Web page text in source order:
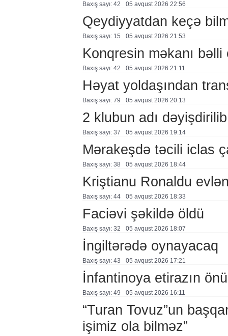
Baxış sayı: 42 05 avqust 2026 22:56
Qeydiyyatdan keçə
Baxış sayı: 15 05 avqust 2026 21:53
Konqresin məkanı bəlli
Baxış sayı: 42 05 avqust 2026 21:11
Həyat yoldaşından
Baxış sayı: 79 05 avqust 2026 20:13
2 klubun adı dəyişdirilib
Baxış sayı: 37 05 avqust 2026 19:14
Mərakeşdə təcili iclas
Baxış sayı: 38 05 avqust 2026 18:44
Kriştianu Ronaldu
Baxış sayı: 44 05 avqust 2026 18:33
Faciəvi şəkildə öldü
Baxış sayı: 32 05 avqust 2026 18:07
İngiltərədə oynayacaq
Baxış sayı: 43 05 avqust 2026 17:21
İnfantinoya etirazın
Baxış sayı: 49 05 avqust 2026 16:11
“Turan Tovuz”un
işimiz ola bilməz”